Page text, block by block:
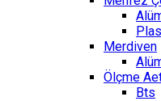
Merdiven
Ölçme
Bts